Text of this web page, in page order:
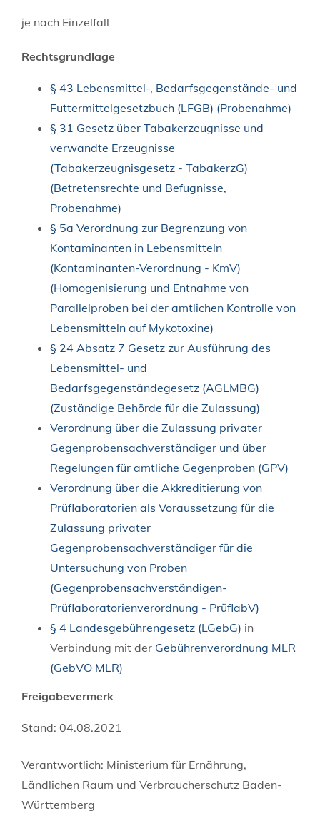
je nach Einzelfall
Rechtsgrundlage
§ 43 Lebensmittel-, Bedarfsgegenstände- und
Futtermittelgesetzbuch (LFGB) (Probenahme)
§ 31 Gesetz über Tabakerzeugnisse und
verwandte Erzeugnisse
(Tabakerzeugnisgesetz - TabakerzG)
(Betretensrechte und Befugnisse,
Probenahme)
§ 5a Verordnung zur Begrenzung von
Kontaminanten in Lebensmitteln
(Kontaminanten-Verordnung - KmV)
(Homogenisierung und Entnahme von
Parallelproben bei der amtlichen Kontrolle von
Lebensmitteln auf Mykotoxine)
§ 24 Absatz 7 Gesetz zur Ausführung des
Lebensmittel- und
Bedarfsgegenständegesetz (AGLMBG)
(Zuständige Behörde für die Zulassung)
Verordnung über die Zulassung privater
Gegenprobensachverständiger und über
Regelungen für amtliche Gegenproben (GPV)
Verordnung über die Akkreditierung von
Prüflaboratorien als Voraussetzung für die
Zulassung privater
Gegenprobensachverständiger für die
Untersuchung von Proben
(Gegenprobensachverständigen-
Prüflaboratorienverordnung - PrüflabV)
§ 4 Landesgebührengesetz (LGebG) in
Verbindung mit der Gebührenverordnung MLR
(GebVO MLR)
Freigabevermerk
Stand: 04.08.2021
Verantwortlich: Ministerium für Ernährung,
Ländlichen Raum und Verbraucherschutz Baden-
Württemberg